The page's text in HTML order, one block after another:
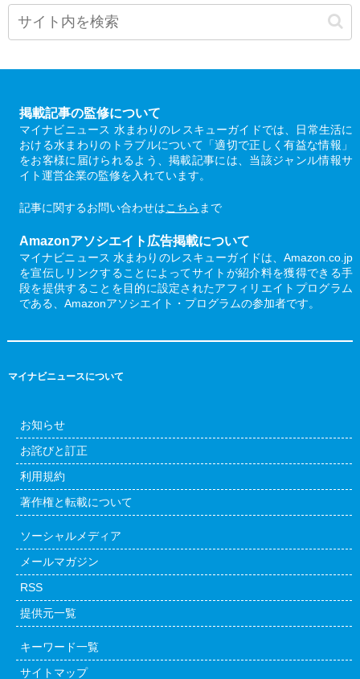
掲載記事の監修について
マイナビニュース 水まわりのレスキューガイドでは、日常生活に
おける水まわりのトラブルについて「適切で正しく有益な情報」
をお客様に届けられるよう、掲載記事には、当該ジャンル情報サ
イト運営企業の監修を入れています。
記事に関するお問い合わせはこちら まで
Amazonアソシエイト広告掲載について
マイナビニュース 水まわりのレスキューガイドは、Amazon.co.jp
を宣伝しリンクすることによってサイトが紹介料を獲得できる手
段を提供することを目的に設定されたアフィリエイトプログラム
である、Amazonアソシエイト・プログラムの参加者です。
マイナビニュースについて
お知らせ
お詫びと訂正
利用規約
著作権と転載について
ソーシャルメディア
メールマガジン
RSS
提供元一覧
キーワード一覧
サイトマップ